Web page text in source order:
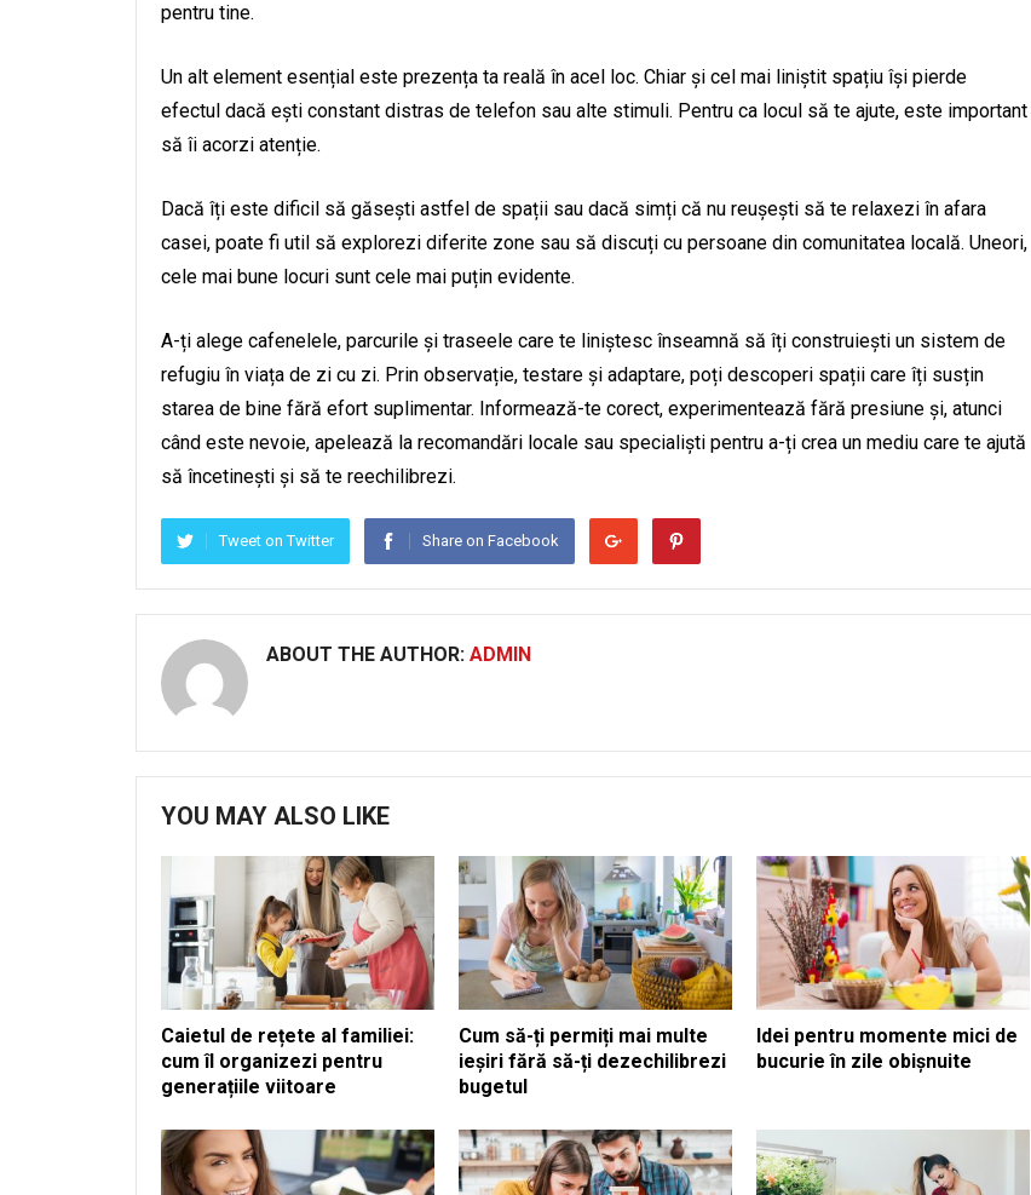
pentru tine.
Un alt element esențial este prezența ta reală în acel loc. Chiar și cel mai liniștit spațiu își pierde
efectul dacă ești constant distras de telefon sau alte stimuli. Pentru ca locul să te ajute, este important
să îi acorzi atenție.
Dacă îți este dificil să găsești astfel de spații sau dacă simți că nu reușești să te relaxezi în afara
casei, poate fi util să explorezi diferite zone sau să discuți cu persoane din comunitatea locală. Uneori,
cele mai bune locuri sunt cele mai puțin evidente.
A-ți alege cafenelele, parcurile și traseele care te liniștesc înseamnă să îți construiești un sistem de
refugiu în viața de zi cu zi. Prin observație, testare și adaptare, poți descoperi spații care îți susțin
starea de bine fără efort suplimentar. Informează-te corect, experimentează fără presiune și, atunci
când este nevoie, apelează la recomandări locale sau specialiști pentru a-ți crea un mediu care te ajută
să încetinești și să te reechilibrezi.
Tweet on Twitter Share on Facebook
ABOUT THE AUTHOR: ADMIN
YOU MAY ALSO LIKE
Caietul de rețete al familiei:
cum îl organizezi pentru
generațiile viitoare
Cum să-ți permiți mai multe
ieșiri fără să-ți dezechilibrezi
bugetul
Idei pentru momente mici de
bucurie în zile obișnuite